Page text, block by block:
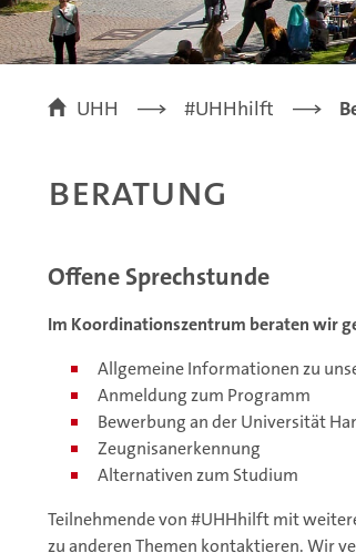
UHH #UHHhilft
Beratung
Offene Sprechstunde
Im Koordinationszentrum beraten wir
Allgemeine Informationen zu
Anmeldung zum Programm
Bewerbung an der Universität
Zeugnisanerkennung
Alternativen zum Studium
Teilnehmende von #UHHhilft mit
zu anderen Themen kontaktieren. Wir